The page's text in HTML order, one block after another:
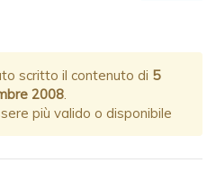
scritto il contenuto di 5
2008.
più valido o disponibile